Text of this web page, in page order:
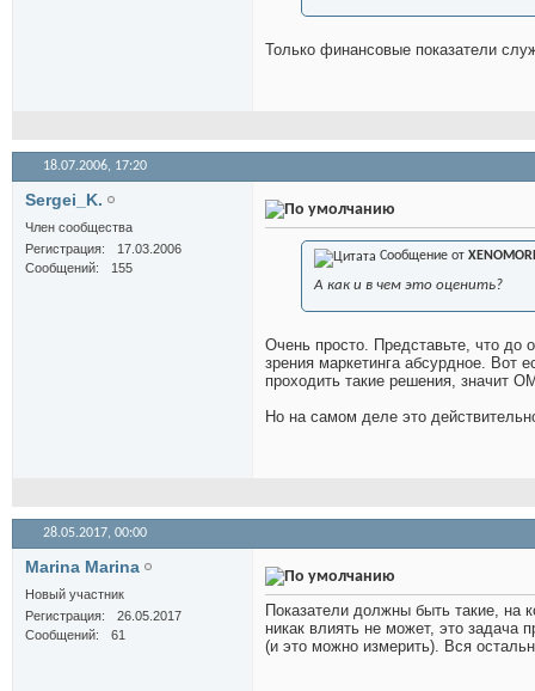
Только финансовые показатели
18.07.2006, 17:20
Sergei_K.
Член сообщества
Регистрация
17.03.2006
Сообщений
155
Сообщение от
А как и в чем это оценить?
Очень просто. Представьте, что до
зрения маркетинга абсурдное. Вот
проходить такие решения, значит
Но на самом деле это
28.05.2017, 00:00
Marina Marina
Новый участник
Регистрация
26.05.2017
Сообщений
61
Показатели должны быть такие, на
никак влиять не может, это задача
(и это можно измерить). Вся